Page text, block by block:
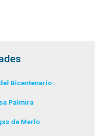
Bicentenario
Palmira
de Merlo